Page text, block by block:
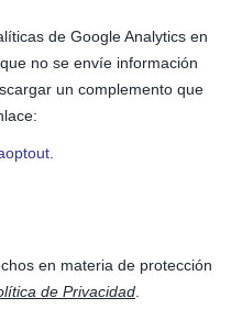
de Google Analytics en
no se envíe información
un complemento que
en materia de protección
de Privacidad